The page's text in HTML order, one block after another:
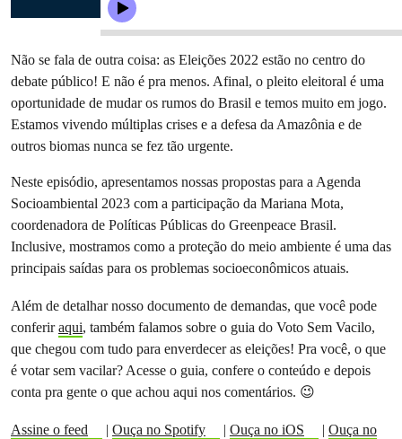
Não se fala de outra coisa: as Eleições 2022 estão no centro do
debate público! E não é pra menos. Afinal, o pleito eleitoral é uma
oportunidade de mudar os rumos do Brasil e temos muito em jogo.
Estamos vivendo múltiplas crises e a defesa da Amazônia e de
outros biomas nunca se fez tão urgente.
Neste episódio, apresentamos nossas propostas para a Agenda
Socioambiental 2023 com a participação da Mariana Mota,
coordenadora de Políticas Públicas do Greenpeace Brasil.
Inclusive, mostramos como a proteção do meio ambiente é uma das
principais saídas para os problemas socioeconômicos atuais.
Além de detalhar nosso documento de demandas, que você pode
conferiraqui, também falamos sobre o guia do Voto Sem Vacilo,
que chegou com tudo para enverdecer as eleições! Pra você, o que
é votar sem vacilar? Acesse o guia, confere o conteúdo e depois
conta pra gente o que achou aqui nos comentários. 😉
Assine o feed | Ouça no Spotify | Ouça no iOS | Ouça no